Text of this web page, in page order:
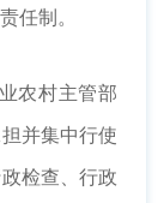
任制。
农村主管部
并集中行使
检查、行政